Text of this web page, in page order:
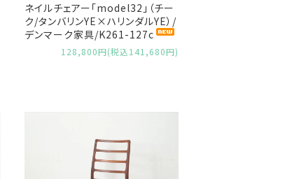
ネイルチェアー「model32」（チー
ク/タンバリンYE×ハリンダルYE）/
デンマーク家具/K261-127c
128,800円(税込141,680円)